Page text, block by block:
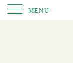
MENU